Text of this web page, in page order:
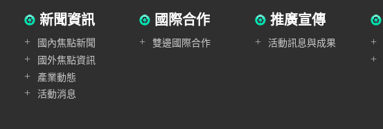
新聞資訊
+ 國內焦點新聞
+ 國外焦點資訊
+ 產業動態
+ 活動消息
國際合作
+ 雙邊國際合作
推廣宣傳
+ 活動訊息與成果 +
+